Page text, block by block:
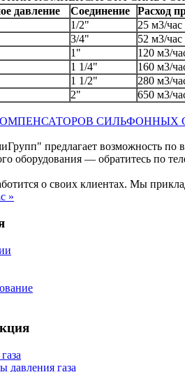
давление Соединение
Расход
1/2"
25 м3/час
3/4"
52 м3/час
1"
120 м3/
1 1/4"
160 м3/
1 1/2"
280 м3/
2" 650 м3/
СИЛЬФОННЫХ
предлагает возможность
оборудования — обратитесь по
о своих клиентах. Мы
»
давления газа